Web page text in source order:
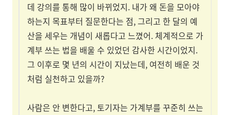
데 강의를 통해 많이 바뀌었지. 내가 왜 돈을 모아야
하는지 목표부터 질문한다는 점, 그리고 한 달의 예
산을 세우는 개념이 새롭다고 느꼈어. 체계적으로 가
계부 쓰는 법을 배울 수 있었던 감사한 시간이었지.
그 이후로 몇 년의 시간이 지났는데, 여전히 배운 것
처럼 실천하고 있을까?
사람은 안 변한다고, 토기자는 가계부를 꾸준히 쓰는